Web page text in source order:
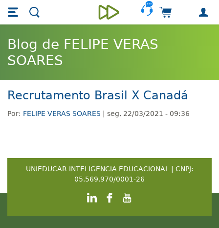
Skip main navigation
Skip to main content
Unieducar
Carrinho de
Blog de FELIPE VERAS
SOARES
Recrutamento Brasil X Canadá
Por: FELIPE VERAS SOARES | seg, 22/03/2021 - 09:36
UNIEDUCAR INTELIGENCIA EDUCACIONAL | CNPJ:
05.569.970/0001-26